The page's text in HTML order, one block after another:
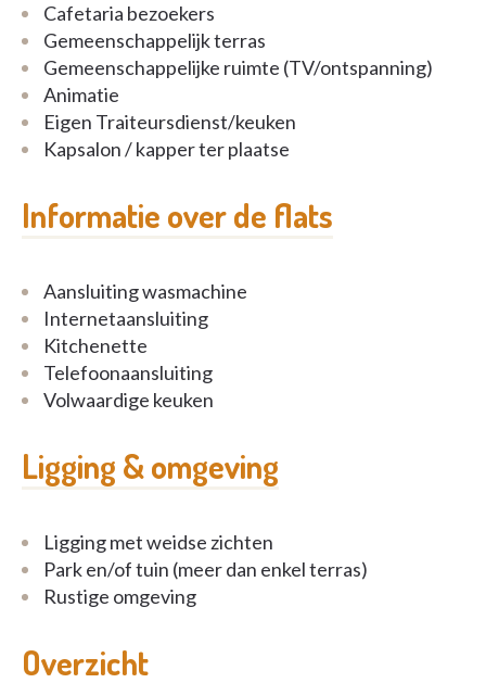
- berging met aansluiting voor een wasmachine en
de mogelijkheid voor het plaatsen van een
condensatie-droogkast
- 1 of 2 slaapkamers
- brandvertragende gordijnen
- oproepsysteem
Er is ook een bergruimte voorzien om een fiets te
Verder hebben we een feestzaal voorzien die kan
vieren heeft en veel familie of bezoek verwacht.
U kan ook gebruik maken van de gezellige zithoeken,
het zonneterras en van de prachtige groene
Cafetaria bezoekers
Gemeenschappelijk terras
Gemeenschappelijke ruimte (TV/ontspanning)
Animatie
Eigen Traiteursdienst/keuken
Kapsalon / kapper ter plaatse
Informatie over de flats
Aansluiting wasmachine
Internetaansluiting
Kitchenette
Telefoonaansluiting
Volwaardige keuken
Ligging & omgeving
Ligging met weidse zichten
Park en/of tuin (meer dan enkel terras)
Rustige omgeving
Overzicht